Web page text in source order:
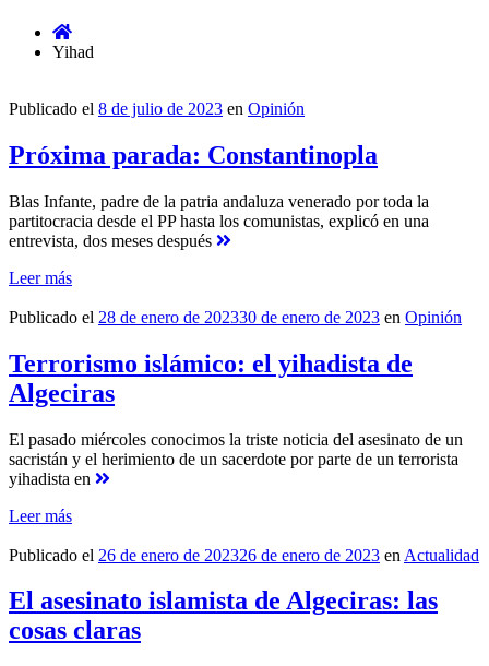
Yihad
Publicado el 8 de julio de 2023 en Opinión
Próxima parada: Constantinopla
Blas Infante, padre de la patria andaluza venerado por toda la
partitocracia desde el PP hasta los comunistas, explicó en una
entrevista, dos meses después
Leer más
Publicado el 28 de enero de 202330 de enero de 2023 en Opinión
Terrorismo islámico: el yihadista de
Algeciras
El pasado miércoles conocimos la triste noticia del asesinato de un
sacristán y el herimiento de un sacerdote por parte de un terrorista
yihadista en
Leer más
Publicado el 26 de enero de 202326 de enero de 2023 en Actualidad
El asesinato islamista de Algeciras: las
cosas claras